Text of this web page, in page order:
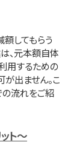
額してもらう
、元本額自体
用するための
出ません。こ
の流れをご紹
ト～